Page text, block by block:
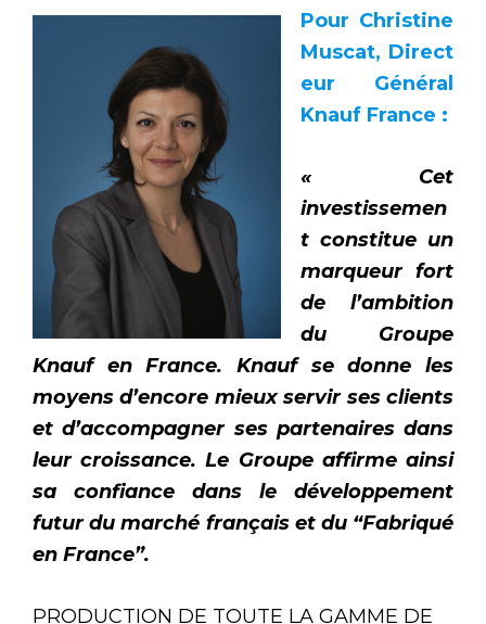
Pour Christine
Muscat, Direct
eur Général
Knauf France :
« Cet
investissemen
t constitue un
marqueur fort
de l’ambition
du Groupe
Knauf en France. Knauf se donne les
moyens d’encore mieux servir ses clients
et d’accompagner ses partenaires dans
leur croissance. Le Groupe affirme ainsi
sa confiance dans le développement
futur du marché français et du “Fabriqué
en France”.
PRODUCTION DE TOUTE LA GAMME DE